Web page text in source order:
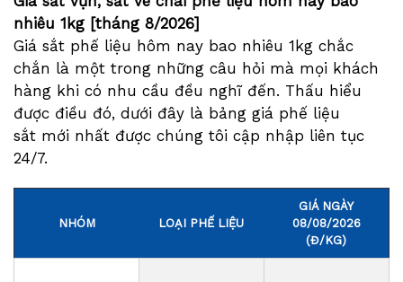
nhiêu 1kg [tháng 8/2026]
Giá sắt phế liệu hôm nay bao nhiêu 1kg chắc
chắn là một trong những câu hỏi mà mọi khách
hàng khi có nhu cầu đều nghĩ đến. Thấu hiểu
được điều đó, dưới đây là bảng giá phế liệu
sắt mới nhất được chúng tôi cập nhập liên tục
24/7.
NHÓM LOẠI PHẾ LIỆU
GIÁ NGÀY
08/08/2026
(Đ/KG)